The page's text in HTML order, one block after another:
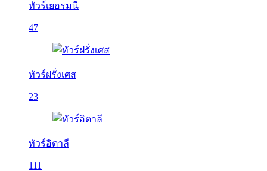
ทัวร์เยอรมนี
47
ทัวร์ฝรั่งเศส
23
ทัวร์อิตาลี
111